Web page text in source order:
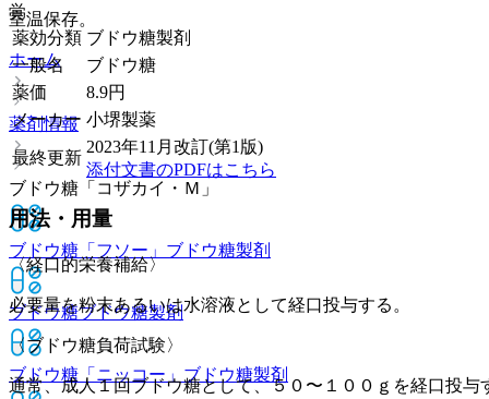
室温保存。
ホーム
薬剤情報
ブドウ糖「コザカイ・Ｍ」
ブドウ糖「フソー」 ブドウ糖製剤
ブドウ糖ブドウ糖製剤
ブドウ糖「ニッコー」 ブドウ糖製剤
覚
薬効分類 ブドウ糖製剤
一般名
ブドウ糖
薬価
8.9円
メーカー 小堺製薬
最終更新
2023年11月改訂(第1版)
添付文書のPDFはこちら
用法・用量
〈経口的栄養補給〉
必要量を粉末あるいは水溶液として経口投与する。
〈ブドウ糖負荷試験〉
通常、成人１回ブドウ糖として、５０〜１００ｇを経口投与